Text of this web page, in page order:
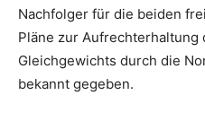
Nachfolger für die beiden
Pläne zur
Gleichgewichts durch die
bekannt gegeben.